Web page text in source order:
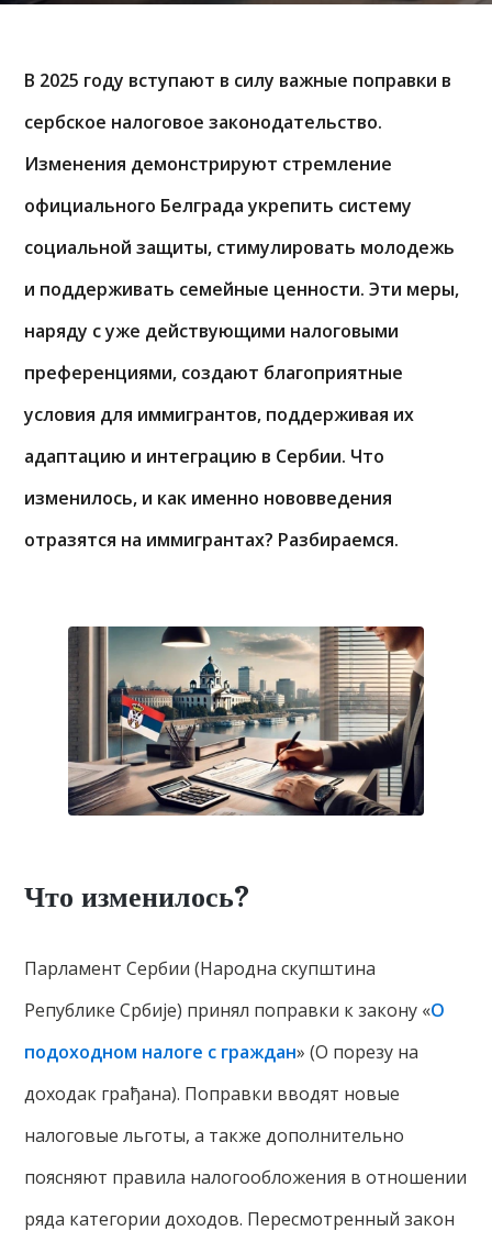
В 2025 году вступают в силу важные поправки в
сербское налоговое законодательство.
Изменения демонстрируют стремление
официального Белграда укрепить систему
социальной защиты, стимулировать молодежь
и поддерживать семейные ценности. Эти меры,
наряду с уже действующими налоговыми
преференциями, создают благоприятные
условия для иммигрантов, поддерживая их
адаптацию и интеграцию в Сербии. Что
изменилось, и как именно нововведения
отразятся на иммигрантах? Разбираемся.
Что изменилось?
Парламент Сербии (Народна скупштина
Републике Србије) принял поправки к закону «О
подоходном налоге с граждан» (О порезу на
доходак грађана). Поправки вводят новые
налоговые льготы, а также дополнительно
поясняют правила налогообложения в отношении
ряда категории доходов. Пересмотренный закон